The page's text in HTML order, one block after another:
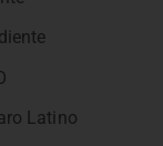
Latino